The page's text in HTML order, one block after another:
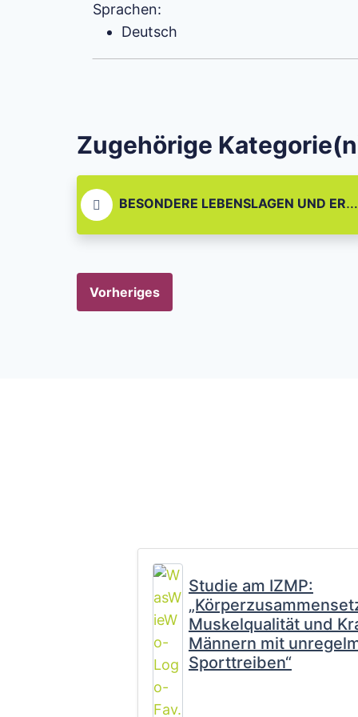
Sprachen:
Deutsch
Zugehörige
BESONDERE LEBENSLAGEN UND EREIGNISSE
Vorheriges
Studie am IZMP:
Muskelqualität und
Männern mit
Sporttreiben“